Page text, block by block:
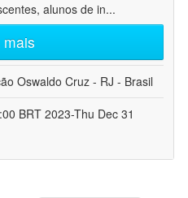
alunos de in...
mais
Oswaldo Cruz - RJ - Brasil
BRT 2023-Thu Dec 31